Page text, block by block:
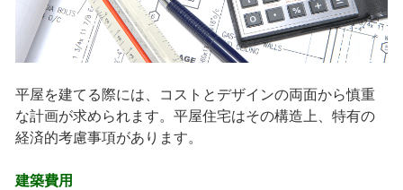
平屋を建てる際には、コストとデザインの両面から慎重
な計画が求められます。平屋住宅はその構造上、特有の
経済的考慮事項があります。
建築費用